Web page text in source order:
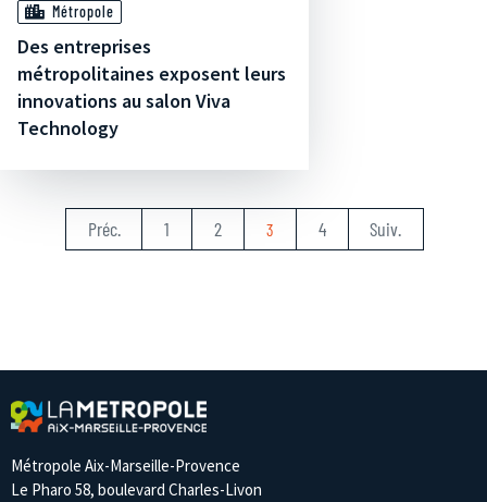
Métropole
Des entreprises
métropolitaines exposent leurs
innovations au salon Viva
Technology
Préc. 1 2 3 4 Suiv.
Métropole Aix-Marseille-Provence
Le Pharo 58, boulevard Charles-Livon